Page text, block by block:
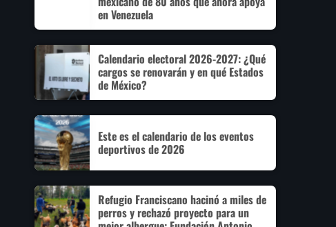
en Venezuela
Calendario electoral 2026-2027: ¿Qué
cargos se renovarán y en qué Estados
de México?
Este es el calendario de los eventos
deportivos de 2026
Refugio Franciscano hacinó a miles de
perros y rechazó proyecto para un